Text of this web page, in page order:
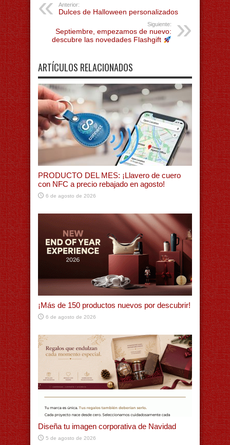
Anterior:
Dulces de Halloween personalizados
Siguiente:
Septiembre, empezamos de nuevo:
descubre las novedades Flashgift
ARTÍCULOS RELACIONADOS
PRODUCTO DEL MES: ¡Llavero de cuero
con NFC a precio rebajado en agosto!
6 de agosto de 2026
¡Más de 150 productos nuevos por descubrir!
6 de agosto de 2026
Diseña tu imagen corporativa de Navidad
5 de agosto de 2026